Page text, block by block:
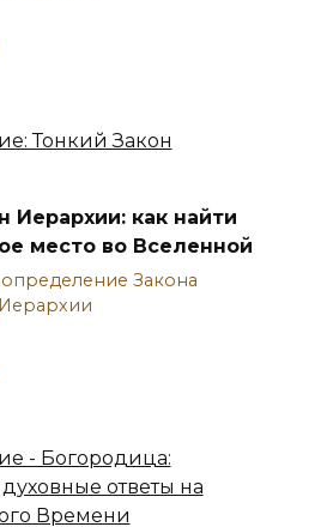
Иерархии: как найти
место во Вселенной
определение Закона